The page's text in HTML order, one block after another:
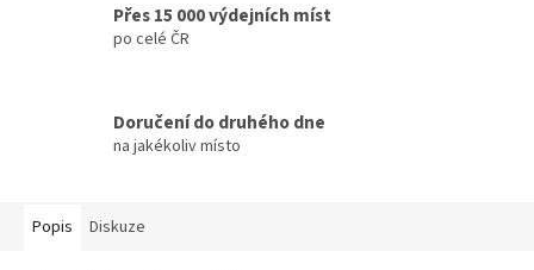
Přes 15 000 výdejních míst
po celé ČR
Doručení do druhého dne
na jakékoliv místo
Popis Diskuze